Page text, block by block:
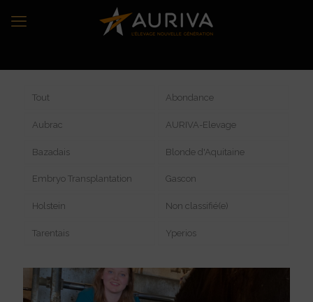
Tout Abondance
Aubrac AURIVA-Elevage
Bazadais Blonde d'Aquitaine
Embryo Transplantation Gascon
Holstein Non classifié(e)
Tarentais Yperios